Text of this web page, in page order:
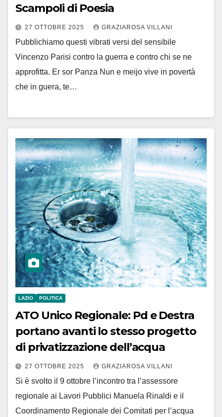
Scampoli di Poesia
27 OTTOBRE 2025 GRAZIAROSA VILLANI
Pubblichiamo questi vibrati versi del sensibile
Vincenzo Parisi contro la guerra e contro chi se ne
approfitta. Er sor Panza Nun e meijo vive in povertà
che in guera, te…
LAZIO POLITICA
ATO Unico Regionale: Pd e Destra
portano avanti lo stesso progetto
di privatizzazione dell’acqua
27 OTTOBRE 2025 GRAZIAROSA VILLANI
Si è svolto il 9 ottobre l’incontro tra l’assessore
regionale ai Lavori Pubblici Manuela Rinaldi e il
Coordinamento Regionale dei Comitati per l’acqua